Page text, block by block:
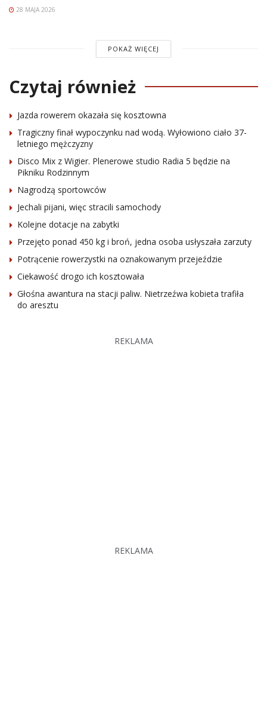
28 MAJA 2026
POKAŻ WIĘCEJ
Czytaj również
Jazda rowerem okazała się kosztowna
Tragiczny finał wypoczynku nad wodą. Wyłowiono ciało 37-
letniego mężczyzny
Disco Mix z Wigier. Plenerowe studio Radia 5 będzie na
Pikniku Rodzinnym
Nagrodzą sportowców
Jechali pijani, więc stracili samochody
Kolejne dotacje na zabytki
Przejęto ponad 450 kg i broń, jedna osoba usłyszała zarzuty
Potrącenie rowerzystki na oznakowanym przejeździe
Ciekawość drogo ich kosztowała
Głośna awantura na stacji paliw. Nietrzeźwa kobieta trafiła
do aresztu
REKLAMA
REKLAMA